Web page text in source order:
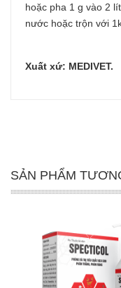
hoặc pha 1 g vào 2 lít
nước hoặc trộn với
Xuất xứ: MEDIVET.
SẢN PHẨM